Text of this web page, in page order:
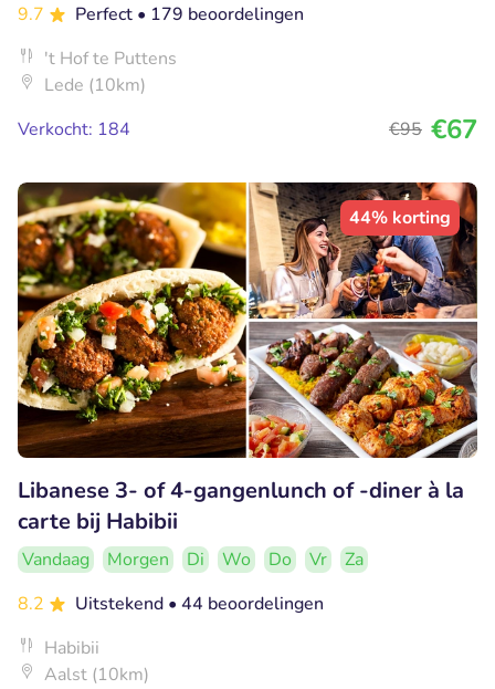
9.7 Perfect • 179 beoordelingen
't Hof te Puttens
Lede (10km)
Verkocht: 184
€95 €67
44% korting
Libanese 3- of 4-gangenlunch of -diner à la
carte bij Habibii
Vandaag Morgen Di Wo Do Vr
Za
8.2
Uitstekend • 44 beoordelingen
Habibii
Aalst (10km)